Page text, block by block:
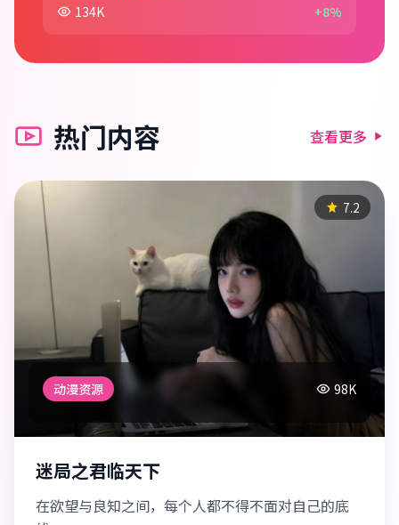
134K +8%
热门内容 查看更多
7.2
动漫资源 98K
迷局之君临天下
在欲望与良知之间，每个人都不得不面对自己的底